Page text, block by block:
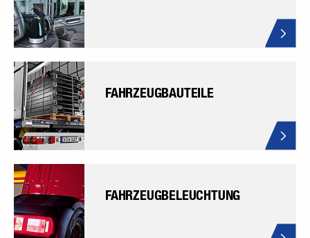
FAHRZEUGBAUTEILE
FAHRZEUG­BELEUCHTUNG